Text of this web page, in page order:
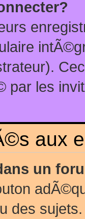
par les
aux
un
des